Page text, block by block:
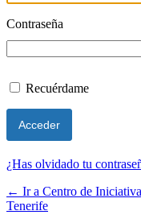
Contraseña
Recuérdame
¿Has olvidado tu
← Ir a Centro de
Tenerife